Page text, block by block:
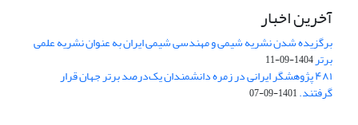
آخرین اخبار
برگزیده شدن نشریه شیمی و مهندسی شیمی ایران به عنوان نشریه علمی
برتر1404-09-11
۴۸۱ پژوهشگر ایرانی در زمره دانشمندان یک‌درصد برتر جهان قرار
گرفتند.1401-09-07